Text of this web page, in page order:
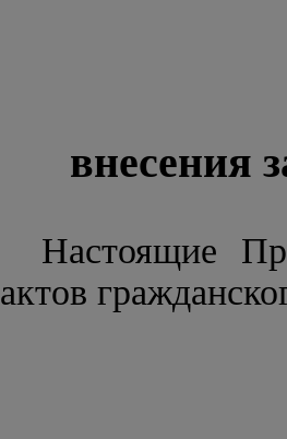
внесения
Настоящие
актов